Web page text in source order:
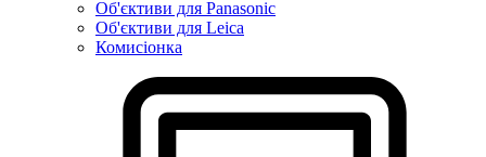
Об'єктиви для Panasonic
Об'єктиви для Leica
Комисіонка